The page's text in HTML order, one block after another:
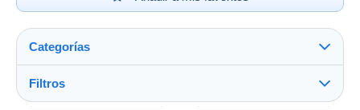
Categorías
Filtros